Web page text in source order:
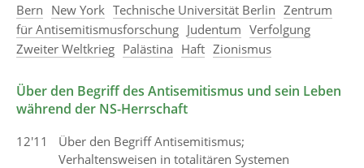
Bern New York Technische Universität Berlin Zentrum
für Antisemitismusforschung Judentum Verfolgung
Zweiter Weltkrieg Palästina Haft Zionismus
Über den Begriff des Antisemitismus und sein Leben
während der NS-Herrschaft
12'11
Über den Begriff Antisemitismus;
Verhaltensweisen in totalitären Systemen